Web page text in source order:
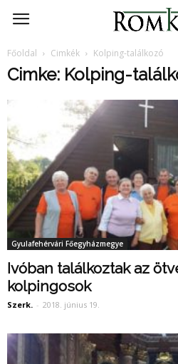
RomKat.ro
Főoldal Cimkék Kolping-találkozó
Cimke: Kolping-
Gyulafehérvári Főegyházmegye
Ivóban találkoztak az
kolpingosok
Szerk. - 2018. június 19.